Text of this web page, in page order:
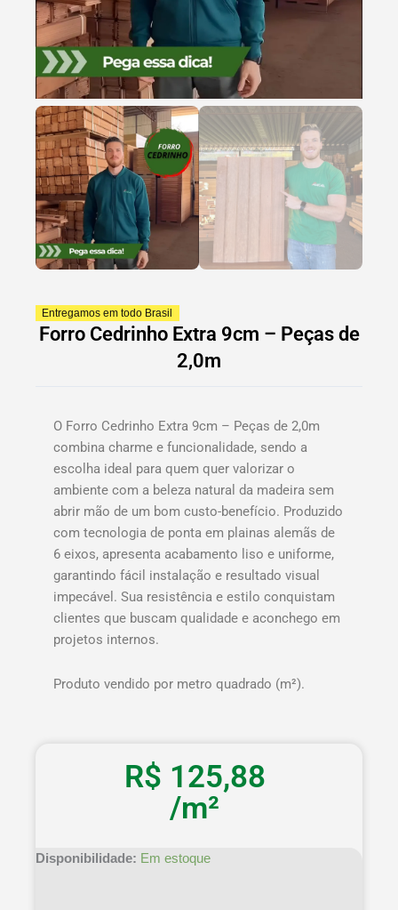
Entregamos em todo Brasil
Forro Cedrinho Extra 9cm – Peças de
2,0m
O Forro Cedrinho Extra 9cm – Peças de 2,0m
combina charme e funcionalidade, sendo a
escolha ideal para quem quer valorizar o
ambiente com a beleza natural da madeira sem
abrir mão de um bom custo-benefício. Produzido
com tecnologia de ponta em plainas alemãs de
6 eixos, apresenta acabamento liso e uniforme,
garantindo fácil instalação e resultado visual
impecável. Sua resistência e estilo conquistam
clientes que buscam qualidade e aconchego em
projetos internos.
Produto vendido por metro quadrado (m²).
R$ 125,88
/m²
Disponibilidade: Em estoque
Forro